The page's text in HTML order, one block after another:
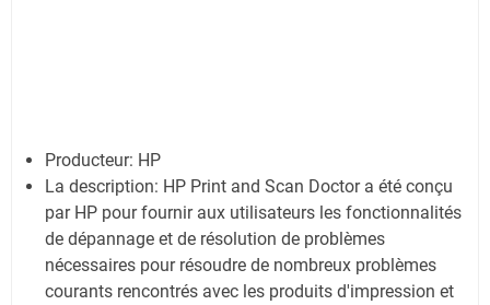
Producteur: HP
La description: HP Print and Scan Doctor a été conçu
par HP pour fournir aux utilisateurs les fonctionnalités
de dépannage et de résolution de problèmes
nécessaires pour résoudre de nombreux problèmes
courants rencontrés avec les produits d'impression et